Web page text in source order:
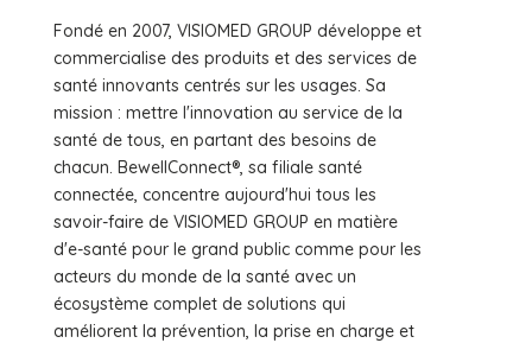
Fondé en 2007, VISIOMED GROUP développe et
commercialise des produits et des services de
santé innovants centrés sur les usages. Sa
mission : mettre l'innovation au service de la
santé de tous, en partant des besoins de
chacun. BewellConnect®, sa filiale santé
connectée, concentre aujourd'hui tous les
savoir-faire de VISIOMED GROUP en matière
d'e-santé pour le grand public comme pour les
acteurs du monde de la santé avec un
écosystème complet de solutions qui
améliorent la prévention, la prise en charge et